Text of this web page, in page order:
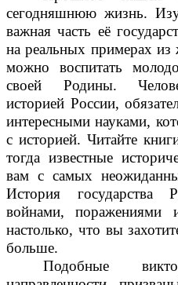
сегодняшнюю жизнь.
важная часть её
на реальных примерах
можно воспитать
своей Родины.
историей России,
интересными науками,
с историей. Читайте
тогда известные
вам с самых
История государства
войнами, поражениями
настолько, что вы
больше.
Подобные